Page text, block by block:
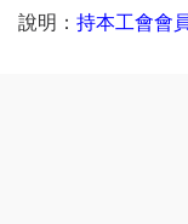
說明： 持本工會會